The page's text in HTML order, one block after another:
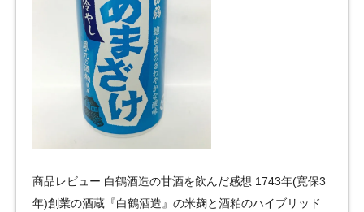
商品レビュー 白鶴酒造の甘酒を飲んだ感想 1743年(寛保3
年)創業の酒蔵『白鶴酒造』の米麹と酒粕のハイブリッド